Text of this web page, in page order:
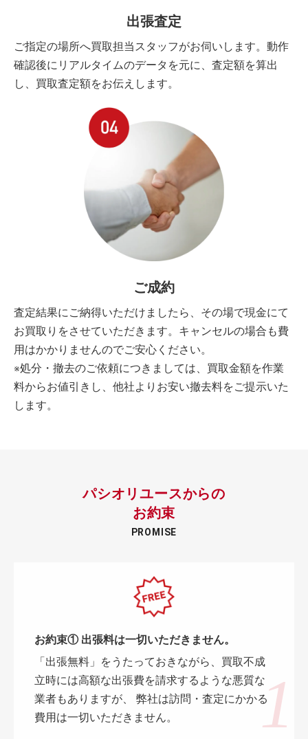
出張査定
ご指定の場所へ買取担当スタッフがお伺いします。動作
確認後にリアルタイムのデータを元に、査定額を算出
し、買取査定額をお伝えします。
ご成約
査定結果にご納得いただけましたら、その場で現金にて
お買取りをさせていただきます。キャンセルの場合も費
用はかかりませんのでご安心ください。
※処分・撤去のご依頼につきましては、買取金額を作業
料からお値引きし、他社よりお安い撤去料をご提示いた
します。
パシオリユースからの
お約束
PROMISE
お約束① 出張料は一切いただきません。
「出張無料」をうたっておきながら、買取不成
立時には高額な出張費を請求するような悪質な
業者もありますが、 弊社は訪問・査定にかかる
費用は一切いただきません。